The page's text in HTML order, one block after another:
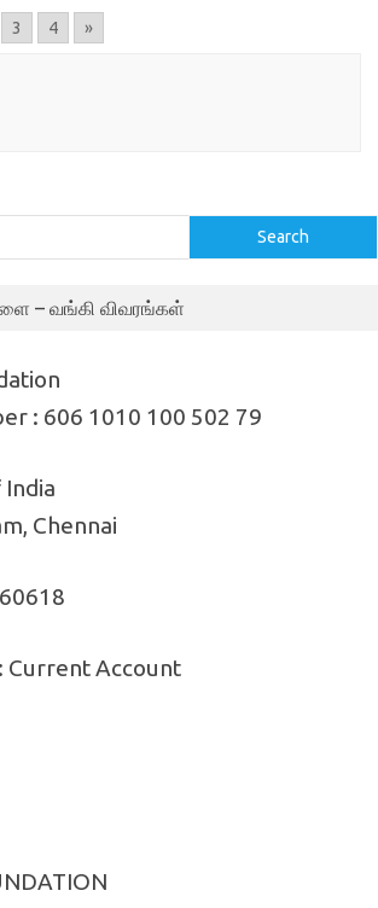
3 4 »
Search
– வங்கி விவரங்கள்
: 606 1010 100 502 79
Chennai
Current Account